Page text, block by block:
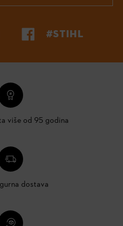
#STIHL
više od 95 godina
dostava